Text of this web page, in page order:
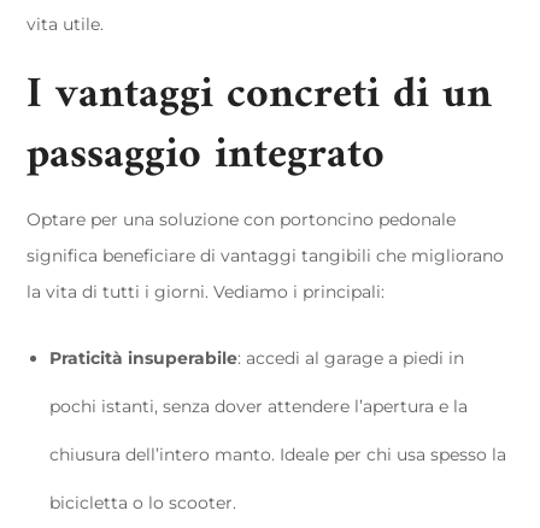
vita utile.
I vantaggi concreti di un
passaggio integrato
Optare per una soluzione con portoncino pedonale
significa beneficiare di vantaggi tangibili che migliorano
la vita di tutti i giorni. Vediamo i principali:
Praticità insuperabile: accedi al garage a piedi in
pochi istanti, senza dover attendere l’apertura e la
chiusura dell’intero manto. Ideale per chi usa spesso la
bicicletta o lo scooter.